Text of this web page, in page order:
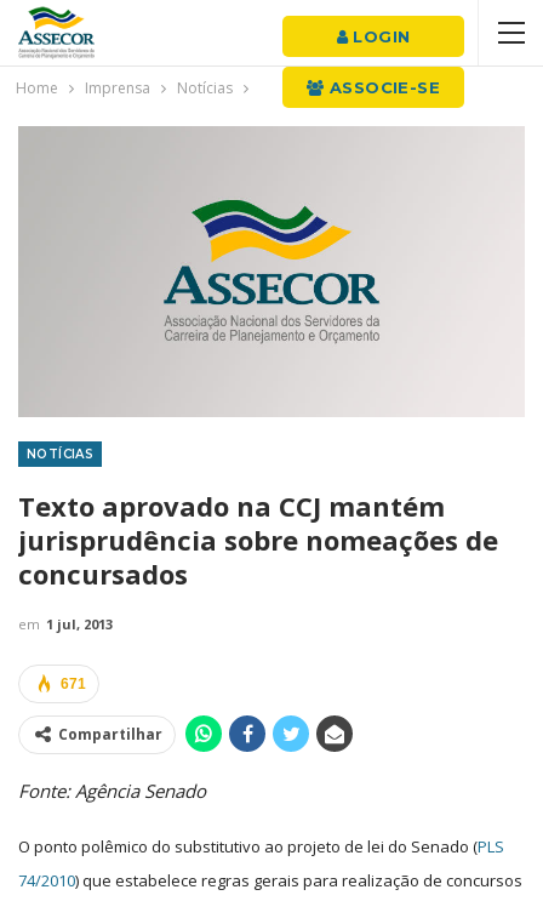
LOGIN
ASSOCIE-SE
Home Imprensa Notícias
NOTÍCIAS
Texto aprovado na CCJ mantém
jurisprudência sobre nomeações de
concursados
em 1 jul, 2013
671
Compartilhar
Fonte: Agência Senado
O ponto polêmico do substitutivo ao projeto de lei do Senado (PLS
74/2010) que estabelece regras gerais para realização de concursos